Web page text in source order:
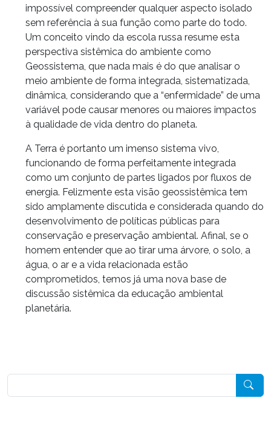
impossível compreender qualquer aspecto isolado
sem referência à sua função como parte do todo.
Um conceito vindo da escola russa resume esta
perspectiva sistêmica do ambiente como
Geossistema, que nada mais é do que analisar o
meio ambiente de forma integrada, sistematizada,
dinâmica, considerando que a “enfermidade” de uma
variável pode causar menores ou maiores impactos
à qualidade de vida dentro do planeta.
A Terra é portanto um imenso sistema vivo,
funcionando de forma perfeitamente integrada
como um conjunto de partes ligados por fluxos de
energia. Felizmente esta visão geossistêmica tem
sido amplamente discutida e considerada quando do
desenvolvimento de políticas públicas para
conservação e preservação ambiental. Afinal, se o
homem entender que ao tirar uma árvore, o solo, a
água, o ar e a vida relacionada estão
comprometidos, temos já uma nova base de
discussão sistêmica da educação ambiental
planetária.